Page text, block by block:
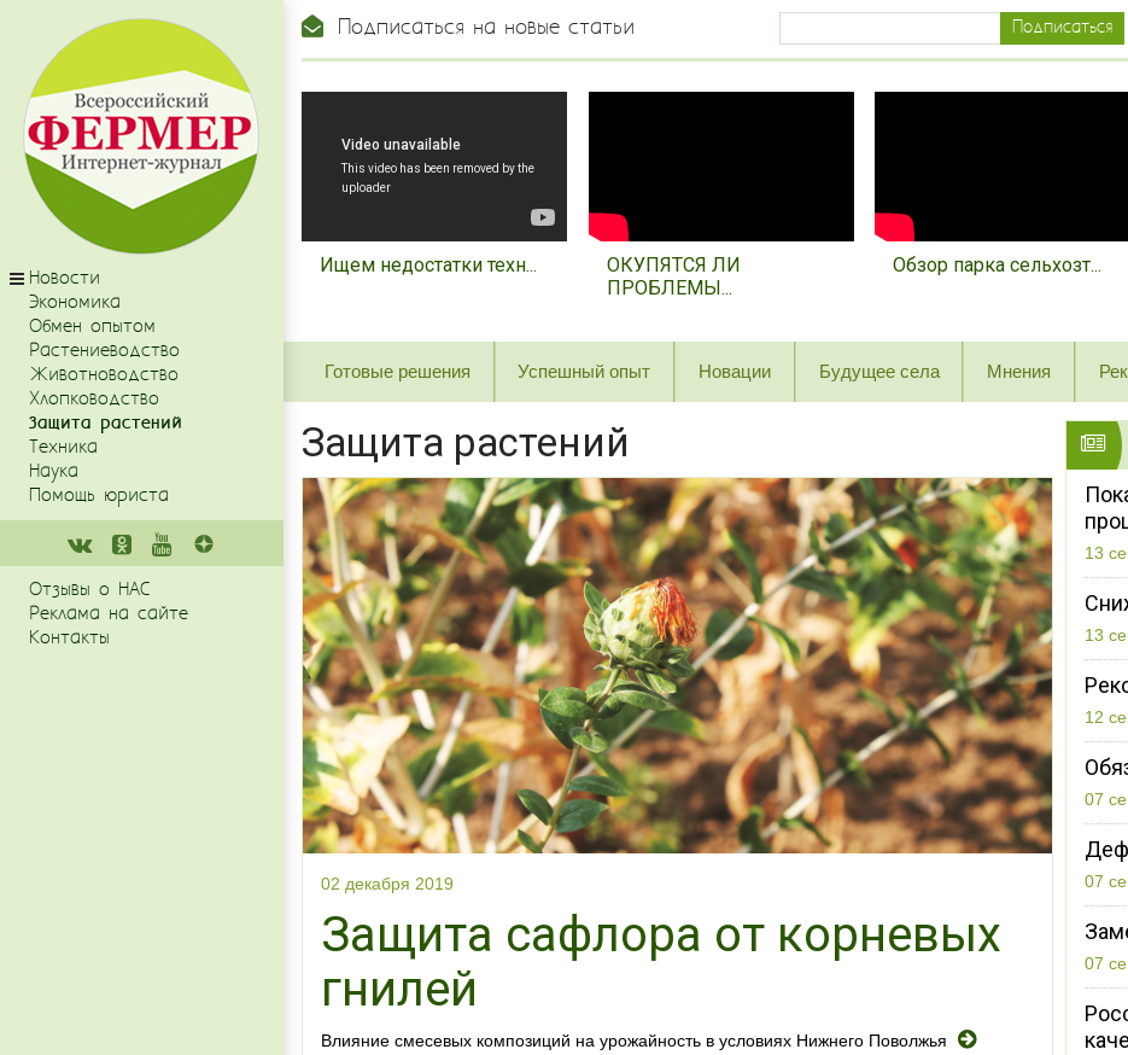
Новости
Экономика
Обмен опытом
Растениеводство
Животноводство
Хлопководство
Защита растений
Техника
Наука
Помощь юриста
Отзывы о НАС
Реклама на сайте
Контакты
Подписаться на новые статьи
Ищем недостатки техн...
ОКУПЯТСЯ ЛИ
ПРОБЛЕМЫ...
Обзор парка сельхозт...
Готовые решения Успешный опыт Новации Будущее села Мнения
Защита растений
02 декабря 2019
Защита сафлора от корневых
гнилей
Влияние смесевых композиций на урожайность в условиях Нижнего Поволжья
13
13
12
07
07
07